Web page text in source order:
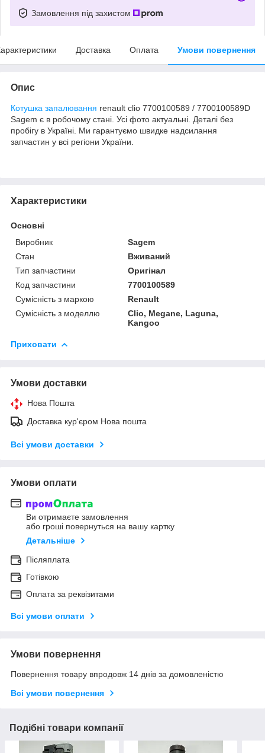
Замовлення під захистом
Доставка Оплата Умови повернення
Опис
Котушка запалювання renault clio 7700100589 / 7700100589D
Sagem є в робочому стані. Усі фото актуальні. Деталі без
пробігу в Україні. Ми гарантуємо швидке надсилання
запчастин у всі регіони України.
Характеристики
Основні
Виробник
Sagem
Стан
Вживаний
Тип запчастини
Оригінал
Код запчастини
7700100589
Сумісність з маркою
Renault
Сумісність з моделлю
Clio, Megane, Laguna,
Kangoo
Приховати
Умови доставки
Нова Пошта
Доставка кур'єром Нова пошта
Всі умови доставки
Умови оплати
Ви отримаєте замовлення
або гроші повернуться на вашу картку
Детальніше
Післяплата
Готівкою
Оплата за реквізитами
Всі умови оплати
Умови повернення
Повернення товару впродовж 14 днів за домовленістю
Всі умови повернення
Подібні товари компанії